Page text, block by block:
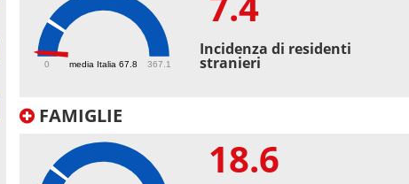
media Italia 67.8
0 367.1
Incidenza di residenti
stranieri
FAMIGLIE
18.6